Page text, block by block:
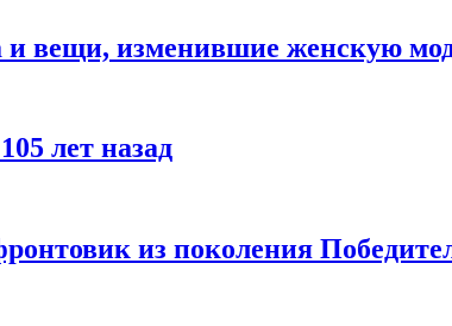
вещи, изменившие женскую
лет назад
из поколения